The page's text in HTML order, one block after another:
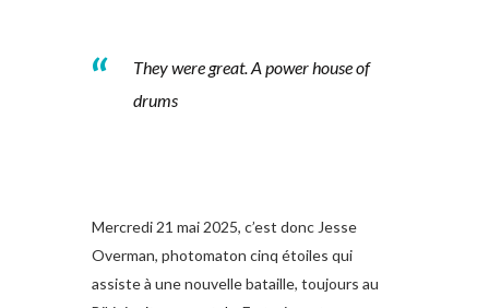
They were great. A power house of
drums
Mercredi 21 mai 2025, c’est donc Jesse
Overman, photomaton cinq étoiles qui
assiste à une nouvelle bataille, toujours au